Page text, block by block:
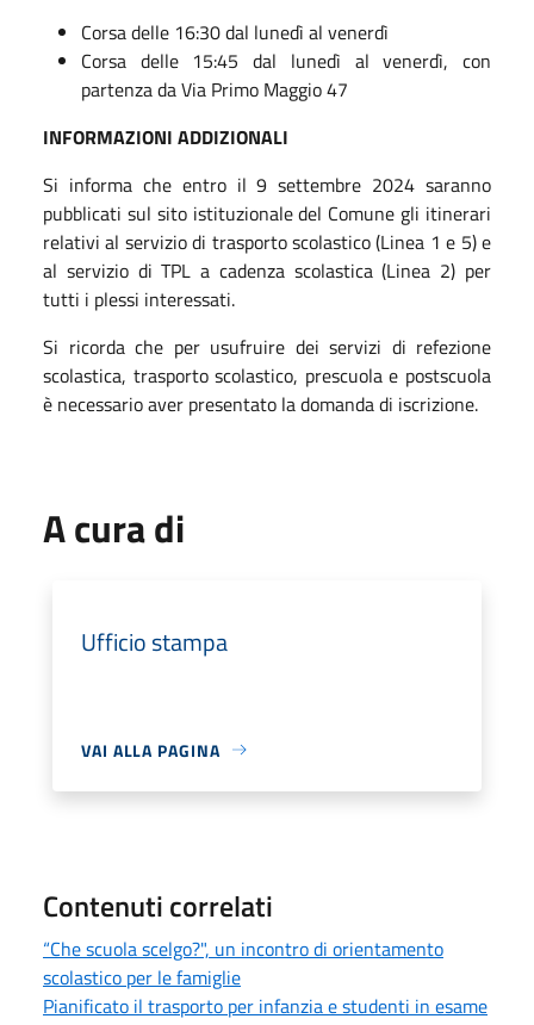
Corsa delle 16:30 dal lunedì al venerdì
Corsa delle 15:45 dal lunedì al venerdì, con
partenza da Via Primo Maggio 47
INFORMAZIONI ADDIZIONALI
Si informa che entro il 9 settembre 2024 saranno
pubblicati sul sito istituzionale del Comune gli itinerari
relativi al servizio di trasporto scolastico (Linea 1 e 5) e
al servizio di TPL a cadenza scolastica (Linea 2) per
tutti i plessi interessati.
Si ricorda che per usufruire dei servizi di refezione
scolastica, trasporto scolastico, prescuola e postscuola
è necessario aver presentato la domanda di iscrizione.
A cura di
Ufficio stampa
VAI ALLA PAGINA
Contenuti correlati
“Che scuola scelgo?", un incontro di orientamento
scolastico per le famiglie
Pianificato il trasporto per infanzia e studenti in esame